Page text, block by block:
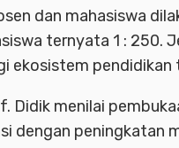
dan mahasiswa
ternyata 1 : 250.
ekosistem pendidikan
Didik menilai
dengan peningkatan